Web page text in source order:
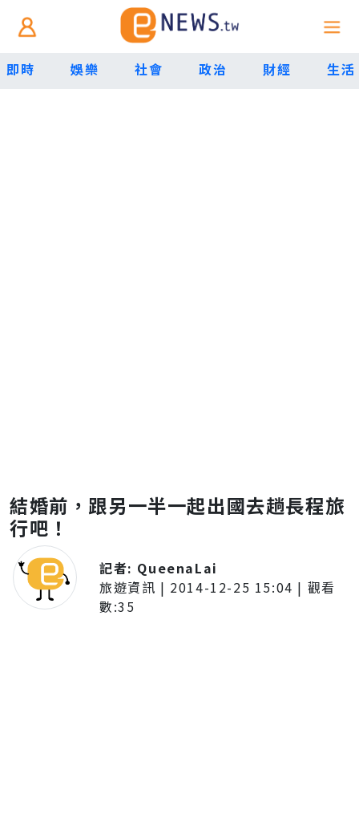
即時 娛樂 社會 政治 財經 生活
結婚前，跟另一半一起出國去趟長程旅
行吧！
記者: QueenaLai
旅遊資訊 | 2014-12-25 15:04 | 觀看
數:35